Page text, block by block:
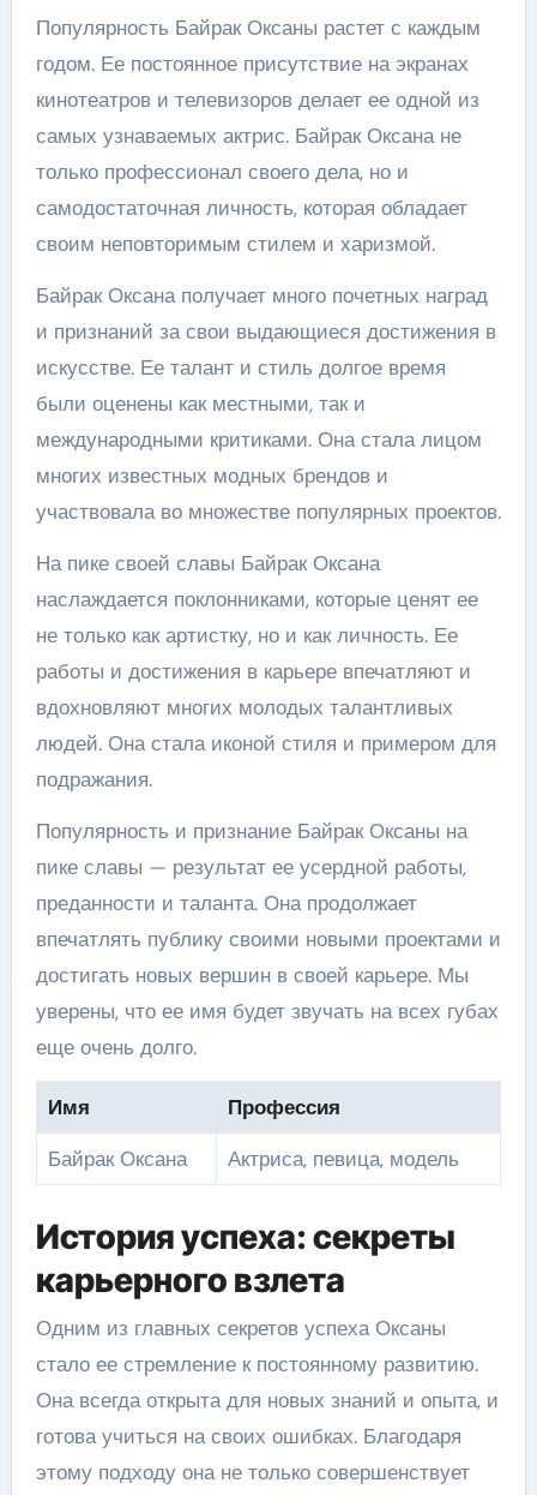
Популярность Байрак Оксаны растет с каждым
годом. Ее постоянное присутствие на экранах
кинотеатров и телевизоров делает ее одной из
самых узнаваемых актрис. Байрак Оксана не
только профессионал своего дела, но и
самодостаточная личность, которая обладает
своим неповторимым стилем и харизмой.
Байрак Оксана получает много почетных наград
и признаний за свои выдающиеся достижения в
искусстве. Ее талант и стиль долгое время
были оценены как местными, так и
международными критиками. Она стала лицом
многих известных модных брендов и
участвовала во множестве популярных проектов.
На пике своей славы Байрак Оксана
наслаждается поклонниками, которые ценят ее
не только как артистку, но и как личность. Ее
работы и достижения в карьере впечатляют и
вдохновляют многих молодых талантливых
людей. Она стала иконой стиля и примером для
подражания.
Популярность и признание Байрак Оксаны на
пике славы — результат ее усердной работы,
преданности и таланта. Она продолжает
впечатлять публику своими новыми проектами и
достигать новых вершин в своей карьере. Мы
уверены, что ее имя будет звучать на всех губах
еще очень долго.
Имя
Профессия
Байрак Оксана
Актриса, певица, модель
История успеха: секреты
карьерного взлета
Одним из главных секретов успеха Оксаны
стало ее стремление к постоянному развитию.
Она всегда открыта для новых знаний и опыта, и
готова учиться на своих ошибках. Благодаря
этому подходу она не только совершенствует